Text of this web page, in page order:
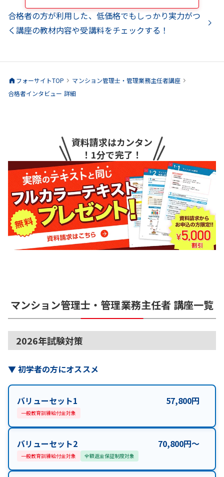
合格者の方が利用した、低価格でもしっかり実力がつ
く講座の教材内容や受講料をチェックする！
フォーサイトTOP マンション管理士・管理業務主任者講座
合格者インタビュー 詳細
資料請求はカンタン
！1分で完了！
マンション管理士・管理業務主任者 講座一覧
2026年試験対策
▼初学者の方にオススメ
バリューセット1 57,800円
一般教育訓練給付金対象
バリューセット2 70,800円〜
一般教育訓練給付金対象 全額返金保証制度対象